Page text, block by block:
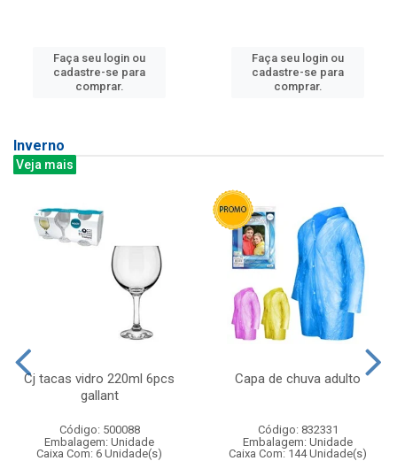
Faça seu login ou
cadastre-se para
comprar.
Faça seu login ou
cadastre-se para
comprar.
Inverno
Veja mais
Cj tacas vidro 220ml 6pcs
gallant
Código: 500088
Embalagem: Unidade
Caixa Com: 6 Unidade(s)
Capa de chuva adulto
Código: 832331
Embalagem: Unidade
Caixa Com: 144 Unidade(s)